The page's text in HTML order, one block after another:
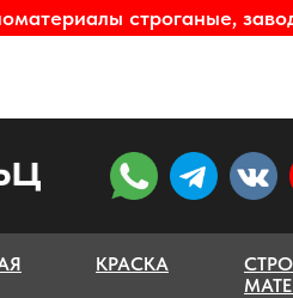
строганые,
КРАСКА